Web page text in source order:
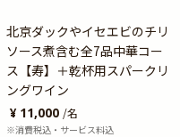
北京ダックやイセエビのチリ
ソース煮含む全7品中華コー
ス【寿】＋乾杯用スパークリ
ングワイン
¥ 11,000 /名
※消費税込・サービス料込